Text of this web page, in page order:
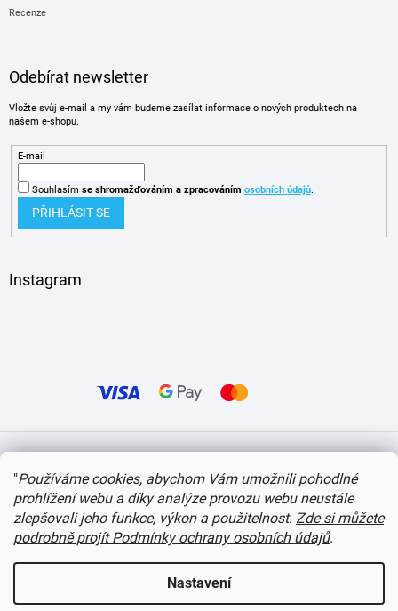
"Používáme cookies, abychom Vám umožnili pohodlné
prohlížení webu a díky analýze provozu webu neustále
zlepšovali jeho funkce, výkon a použitelnost. Zde si můžete
podrobně projít Podmínky ochrany osobních údajů.
Nastavení
Recenze
Odebírat newsletter
Vložte svůj e-mail a my vám budeme zasílat informace o nových produktech na
našem e-shopu.
E-mail
Souhlasím se shromažďováním a zpracováním osobních údajů.
PŘIHLÁSIT SE
Instagram
Copyright 2026 itvlaky.cz . Všechna práva vyhrazena. Upravit nastavení cookies